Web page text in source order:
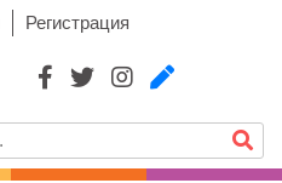
Регистрация